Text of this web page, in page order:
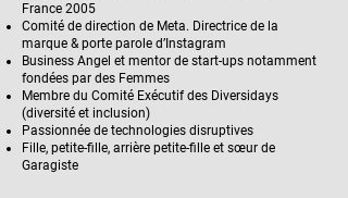
France 2005
Comité de direction de Meta. Directrice de la
marque & porte parole d’Instagram
Business Angel et mentor de start-ups notamment
fondées par des Femmes
Membre du Comité Exécutif des Diversidays
(diversité et inclusion)
Passionnée de technologies disruptives
Fille, petite-fille, arrière petite-fille et sœur de
Garagiste